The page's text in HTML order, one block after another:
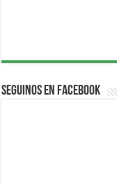
Seguinos en Facebook